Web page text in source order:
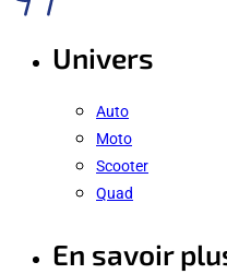
Univers
Auto
Moto
Scooter
Quad
En savoir